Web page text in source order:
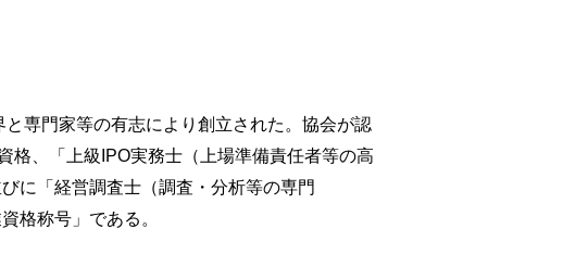
専門家等の有志により創立された。協会が認
格、「上級IPO実務士（上場準備責任者等の高
に「経営調査士（調査・分析等の専門
格称号」である。